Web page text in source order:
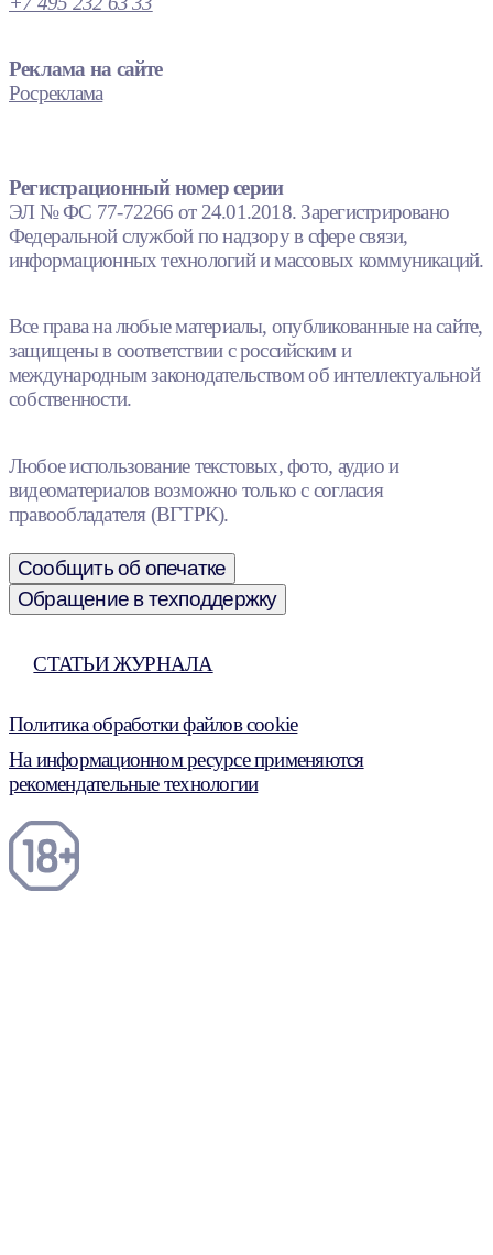
Реклама на сайте
Росреклама
Регистрационный номер серии
ЭЛ № ФС 77-72266 от 24.01.2018. Зарегистрировано
Федеральной службой по надзору в сфере связи,
информационных технологий и массовых коммуникаций.
Все права на любые материалы, опубликованные на сайте,
защищены в соответствии с российским и
международным законодательством об интеллектуальной
собственности.
Любое использование текстовых, фото, аудио и
видеоматериалов возможно только с согласия
правообладателя (ВГТРК).
Сообщить об опечатке
Обращение в техподдержку
СТАТЬИ ЖУРНАЛА
Политика обработки файлов cookie
На информационном ресурсе применяются
рекомендательные технологии